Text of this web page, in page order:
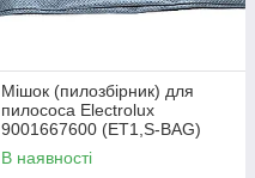
Мішок (пилозбірник) для
пилососа Electrolux
9001667600 (ET1,S-BAG)
В наявності